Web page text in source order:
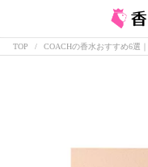
TOP COACHの香水おすすめ6選